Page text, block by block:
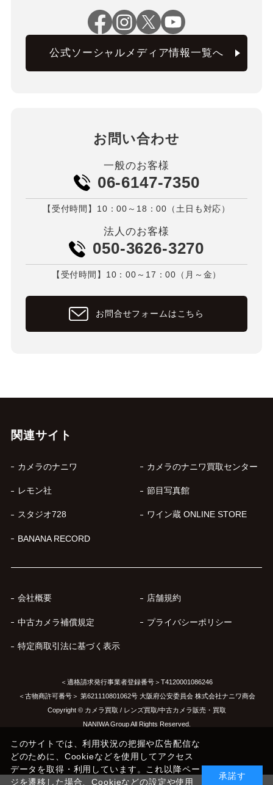
公式ソーシャルメディア情報一覧へ
お問い合わせ
一般のお客様
06-6147-7350
【受付時間】10：00～18：00（土日も対応）
法人のお客様
050-3626-3270
【受付時間】10：00～17：00（月～金）
お問合せフォームはこちら
関連サイト
カメラのナニワ カメラのナニワ買取センター
レモン社 節目写真館
スタジオ728 ワイン蔵 ONLINE STORE
BANANA RECORD
会社概要 店舗規約
中古カメラ補償規定 プライバシーポリシー
特定商取引法に基づく表示
＜適格請求発行事業者登録番号＞T4120001086246
＜古物商許可番号＞ 第621110801062号 大阪府公安委員会 株式会社ナニワ商会
Copyright © カメラ買取 / レンズ買取/中古カメラ販売・買取
NANIWA Group All Rights Reserved.
このサイトでは、利用状況の把握や広告配信な
どのために、Cookieなどを使用してアクセス
データを取得・利用しています。これ以降ペー
ジを遷移した場合、Cookieなどの設定や使用
承諾す